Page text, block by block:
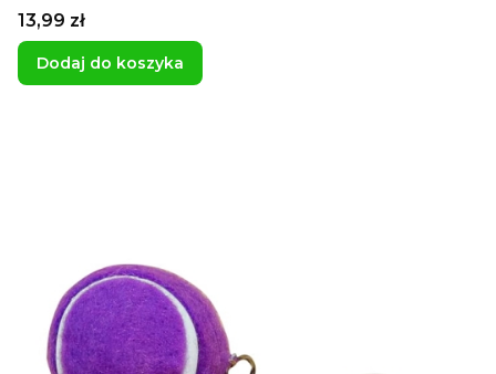
tenisistki pamiątka z obozu tenisowego
Cena
13,99 zł
Dodaj do koszyka